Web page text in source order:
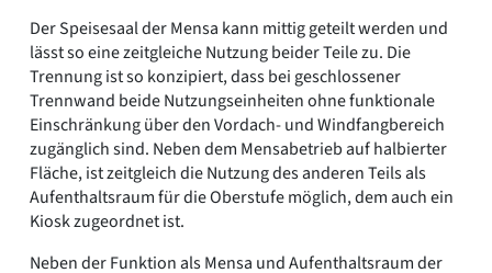
Der Speisesaal der Mensa kann mittig geteilt werden und
lässt so eine zeitgleiche Nutzung beider Teile zu. Die
Trennung ist so konzipiert, dass bei geschlossener
Trennwand beide Nutzungseinheiten ohne funktionale
Einschränkung über den Vordach- und Windfangbereich
zugänglich sind. Neben dem Mensabetrieb auf halbierter
Fläche, ist zeitgleich die Nutzung des anderen Teils als
Aufenthaltsraum für die Oberstufe möglich, dem auch ein
Kiosk zugeordnet ist.
Neben der Funktion als Mensa und Aufenthaltsraum der